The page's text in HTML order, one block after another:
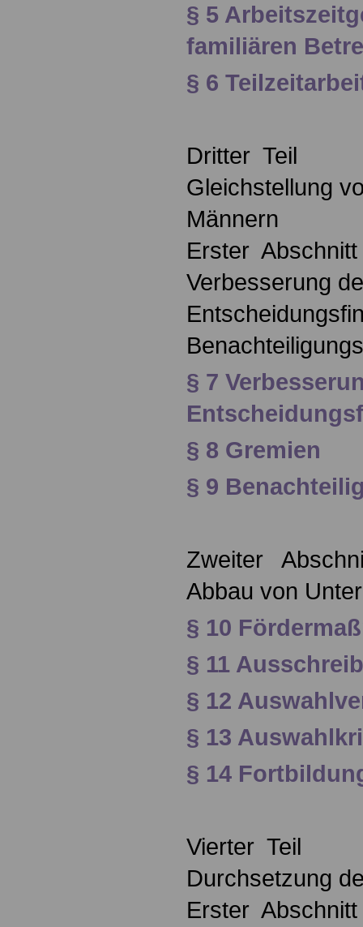
§ 5
familiären
§ 6
Dritter Teil
Gleichstellung
Männern
Erster Abschnitt
Verbesserung
§ 7
§ 8 Gremien
§ 9
Zweiter
Abbau von
§ 10
§ 11
§ 12
§ 13
§ 14
Vierter Teil
Durchsetzung
Erster Abschnitt